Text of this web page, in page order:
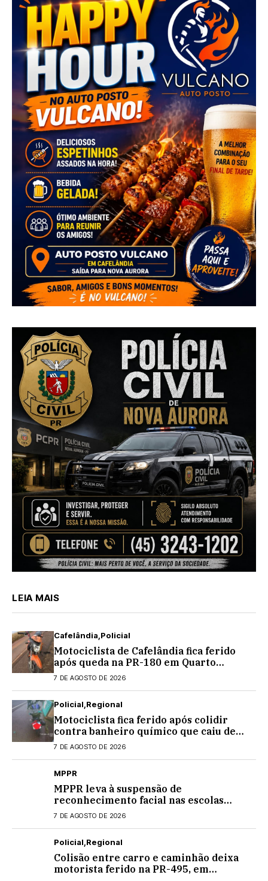
LEIA MAIS
Cafelândia Policial
Motociclista de Cafelândia fica ferido
após queda na PR-180 em Quarto
Centenário
7 DE AGOSTO DE 2026
Policial Regional
Motociclista fica ferido após colidir
contra banheiro químico que caiu de
caminhão na PRC-467, em Cascavel
7 DE AGOSTO DE 2026
MPPR
MPPR leva à suspensão de
reconhecimento facial nas escolas
estaduais
7 DE AGOSTO DE 2026
Policial Regional
Colisão entre carro e caminhão deixa
motorista ferido na PR-495, em